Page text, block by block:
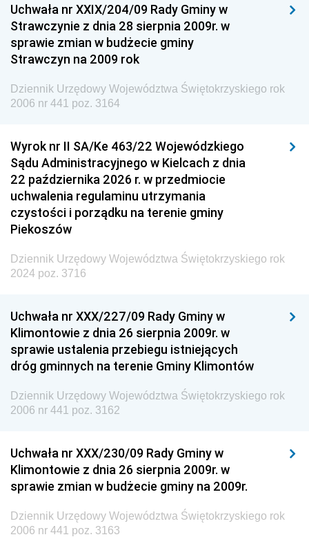
Dziennik Urzędowy Ministra Przemysłu
Dziennik Urzędowy Ministra Finansów i Gospodarki
Dziennik Urzędowy Ministra do Spraw Unii
Dziennik Urzędowy Agencji Wywiadu
Uchwała nr XXIX/204/09 Rady Gminy w
Strawczynie z dnia 28 sierpnia 2009r. w
sprawie zmian w budżecie gminy
Strawczyn na 2009 rok
Dziennik Urzędowy Województwa Świętokrzyskiego rok
2006 nr 441 poz. 3164
Wyrok nr II SA/Ke 463/22 Wojewódzkiego
Sądu Administracyjnego w Kielcach z dnia
22 października 2026 r. w przedmiocie
uchwalenia regulaminu utrzymania
czystości i porządku na terenie gminy
Piekoszów
Dziennik Urzędowy Województwa Świętokrzyskiego rok
2024 poz. 3716
Uchwała nr XXX/227/09 Rady Gminy w
Klimontowie z dnia 26 sierpnia 2009r. w
sprawie ustalenia przebiegu istniejących
dróg gminnych na terenie Gminy Klimontów
Dziennik Urzędowy Województwa Świętokrzyskiego rok
2006 nr 441 poz. 3162
Uchwała nr XXX/230/09 Rady Gminy w
Klimontowie z dnia 26 sierpnia 2009r. w
sprawie zmian w budżecie gminy na 2009r.
Dziennik Urzędowy Województwa Świętokrzyskiego rok
2006 nr 441 poz. 3163